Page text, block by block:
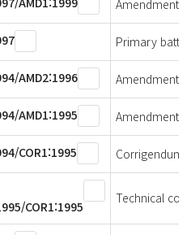
Amendment
Primary
AMD2:1996 Amendment
AMD1:1995 Amendment
COR1:1995 Corrigendum
COR1:1995
Technical